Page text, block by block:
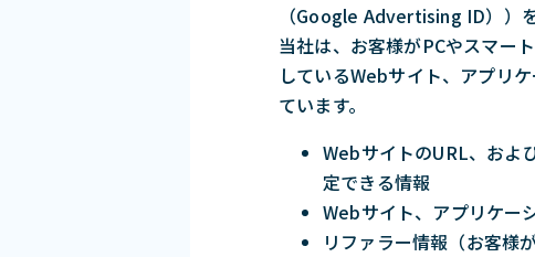
（Google Advertising ID））
当社は、お客様がPCやスマー
しているWebサイト、アプリ
ています。
WebサイトのURL、およ
定できる情報
Webサイト、アプリケー
リファラー情報（お客様